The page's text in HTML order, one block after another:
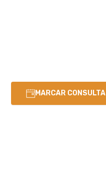
MARCAR CONSULTA